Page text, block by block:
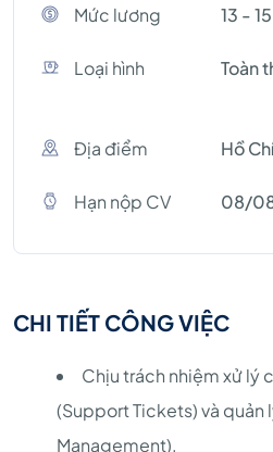
Mức lương 13 -
Loại hình Toàn
Địa điểm Hồ
Hạn nộp CV 08/
CHI TIẾT CÔNG VIỆC
Chịu trách nhiệm xử lý
(Support Tickets) và quản
Management).